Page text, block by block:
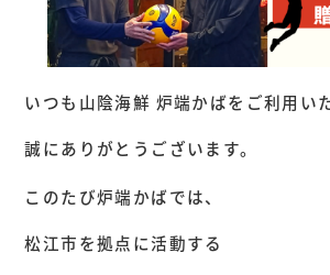
いつも山陰海鮮 炉端かばをご利用い
誠にありがとうございます。
このたび炉端かばでは、
松江市を拠点に活動する